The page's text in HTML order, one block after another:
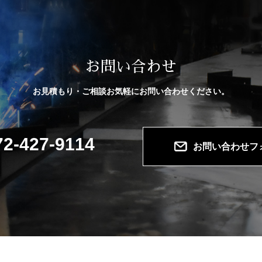
お問い合わせ
お見積もり・ご相談お気軽にお問い合わせください。
427-9114 お問い合わせフ